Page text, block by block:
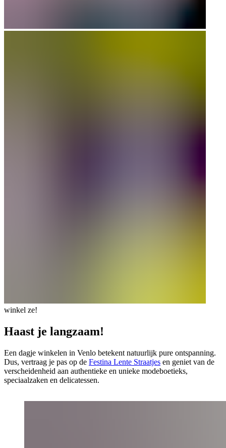
winkel ze!
Haast je langzaam!
Een dagje winkelen in Venlo betekent natuurlijk pure ontspanning.
Dus, vertraag je pas op de Festina Lente Straatjes en geniet van de
verscheidenheid aan authentieke en unieke modeboetieks,
speciaalzaken en delicatessen.